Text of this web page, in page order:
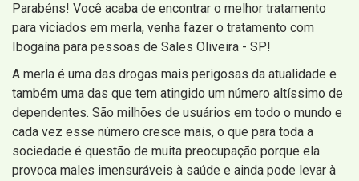
Parabéns! Você acaba de encontrar o melhor tratamento
para viciados em merla, venha fazer o tratamento com
Ibogaína para pessoas de Sales Oliveira - SP!
A merla é uma das drogas mais perigosas da atualidade e
também uma das que tem atingido um número altíssimo de
dependentes. São milhões de usuários em todo o mundo e
cada vez esse número cresce mais, o que para toda a
sociedade é questão de muita preocupação porque ela
provoca males imensuráveis à saúde e ainda pode levar à